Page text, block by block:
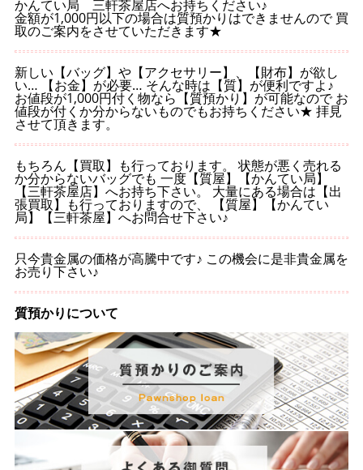
かんてい局 三軒茶屋店へお持ちください♪
金額が1,000円以下の場合は質預かりはできませんので 買
取のご案内をさせていただきます★
新しい【バッグ】や【アクセサリー】、【財布】が欲し
い… 【お金】が必要… そんな時は【質】が便利ですよ♪
お値段が1,000円付く物なら【質預かり】が可能なので お
値段が付くか分からないものでもお持ちください★ 拝見
させて頂きます。
もちろん【買取】も行っております。 状態が悪く売れる
か分からないバッグでも 一度【質屋】【かんてい局】
【三軒茶屋店】へお持ち下さい。 大量にある場合は【出
張買取】も行っておりますので、 【質屋】【かんてい
局】【三軒茶屋】へお問合せ下さい♪
只今貴金属の価格が高騰中です♪ この機会に是非貴金属を
お売り下さい♪
質預かりについて